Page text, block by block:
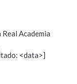
Academia
<data>]